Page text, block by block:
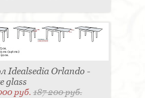
Idealsedia Orlando -
glass
руб.187 200 руб.